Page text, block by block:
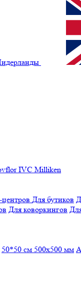
IVC Milliken
Для бутиков
Для коворкингов
50*50 см 500х500 мм